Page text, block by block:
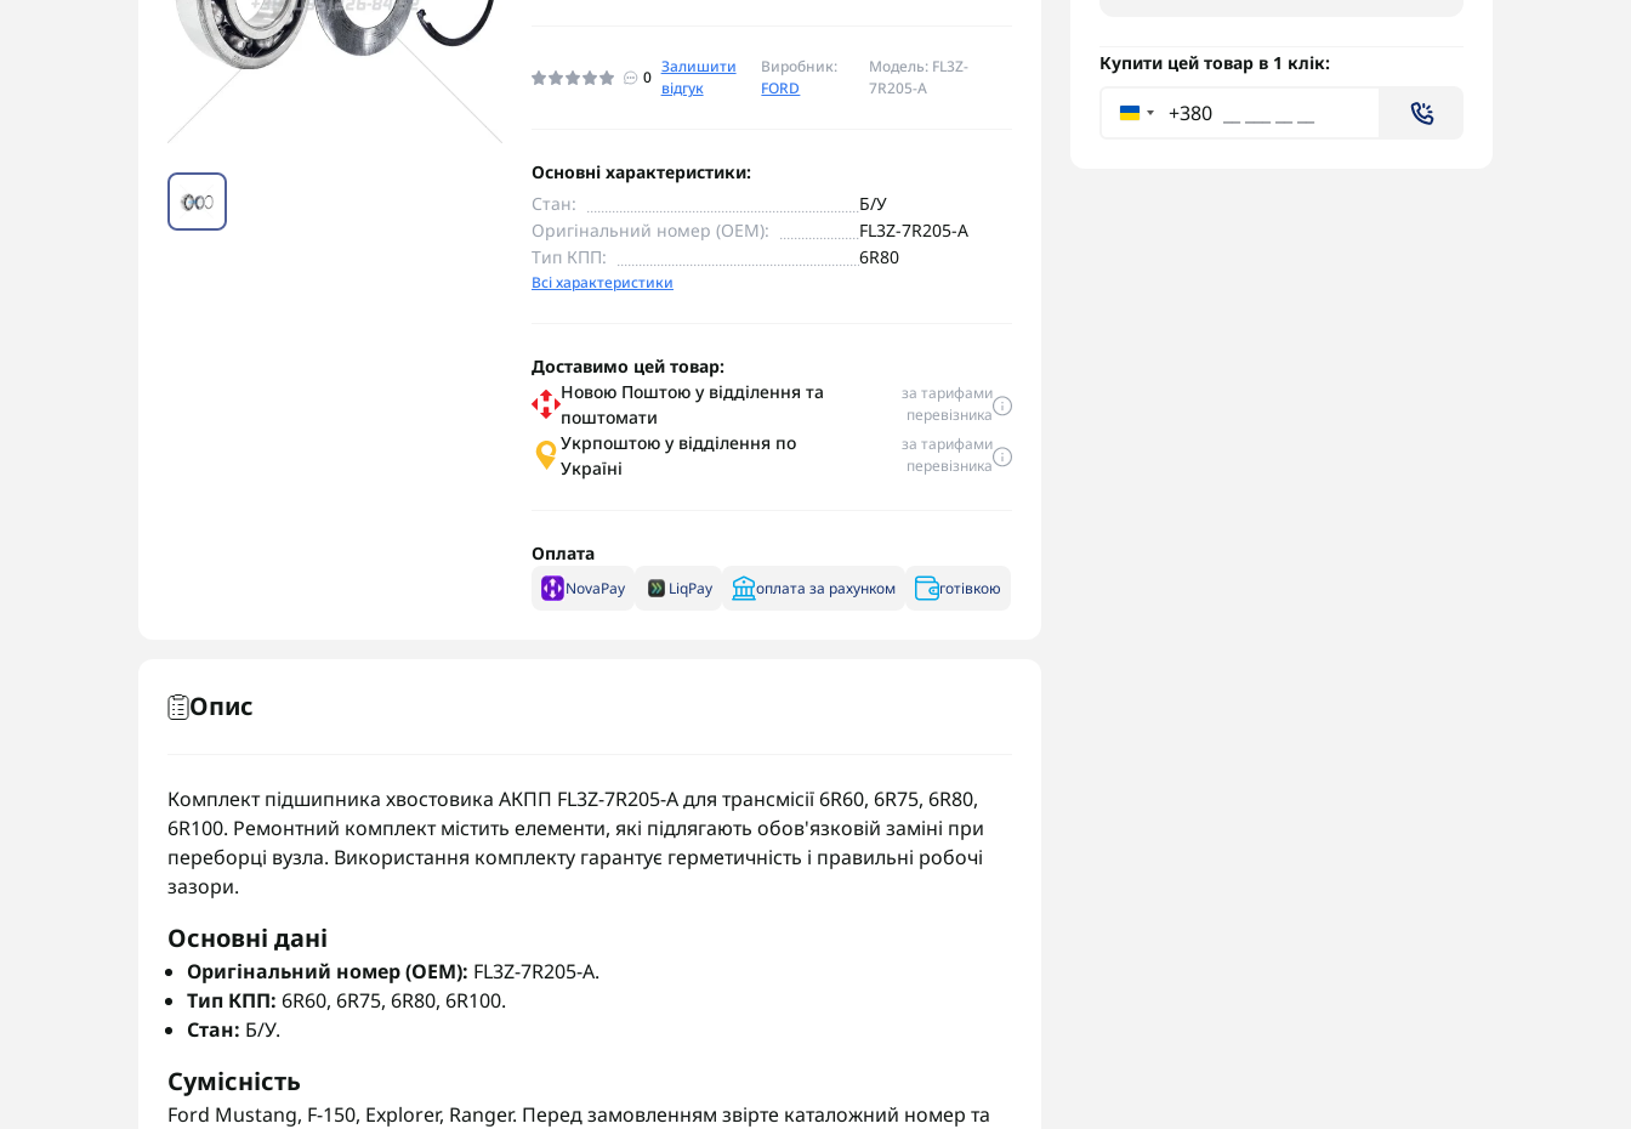
0
Залишити
відгук
Виробник:
FORD
Модель: FL3Z-
7R205-A
Купити цей товар в 1 клік:
+380
Основні характеристики:
Стан:
Б/У
Оригінальний номер (OEM):
FL3Z-7R205-A
Тип КПП:
6R80
Всі характеристики
Доставимо цей товар:
Новою Поштою у відділення та
поштомати
за тарифами
перевізника
Укрпоштою у відділення по
Україні
за тарифами
перевізника
Оплата
NovaPay LiqPay оплата за рахунком готівкою
Опис
Комплект підшипника хвостовика АКПП FL3Z-7R205-A для трансмісії 6R60, 6R75, 6R80,
6R100. Ремонтний комплект містить елементи, які підлягають обов'язковій заміні при
переборці вузла. Використання комплекту гарантує герметичність і правильні робочі
зазори.
Основні дані
Оригінальний номер (OEM): FL3Z-7R205-A.
Тип КПП: 6R60, 6R75, 6R80, 6R100.
Стан: Б/У.
Сумісність
Ford Mustang, F-150, Explorer, Ranger. Перед замовленням звірте каталожний номер та